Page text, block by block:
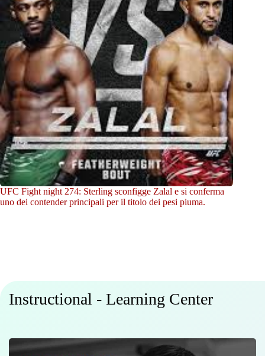
UFC Fight night 274: Sterling sconfigge Zalal e si conferma
uno dei contender principali per il titolo dei pesi piuma.
Instructional - Learning Center